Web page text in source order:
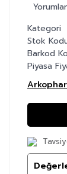
Kategori
Stok
Barkod
Piyasa